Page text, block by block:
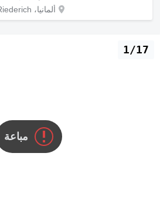
ألمانيا، Riederich
مباعة
1/17